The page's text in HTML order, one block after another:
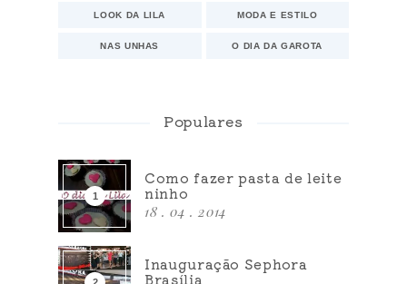
LOOK DA LILA MODA E ESTILO
NAS UNHAS O DIA DA GAROTA
Populares
Como fazer pasta de leite
ninho
18 . 04 . 2014
Inauguração Sephora
Brasília